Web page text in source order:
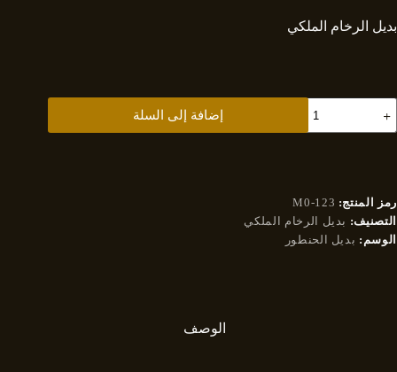
بديل الرخام الملكي
بديل
رخام
إضافة إلى السلة
رمز المنتج: M0-123
التصنيف: بديل الرخام الملكي
الوسم: بديل الحنطور
الوصف